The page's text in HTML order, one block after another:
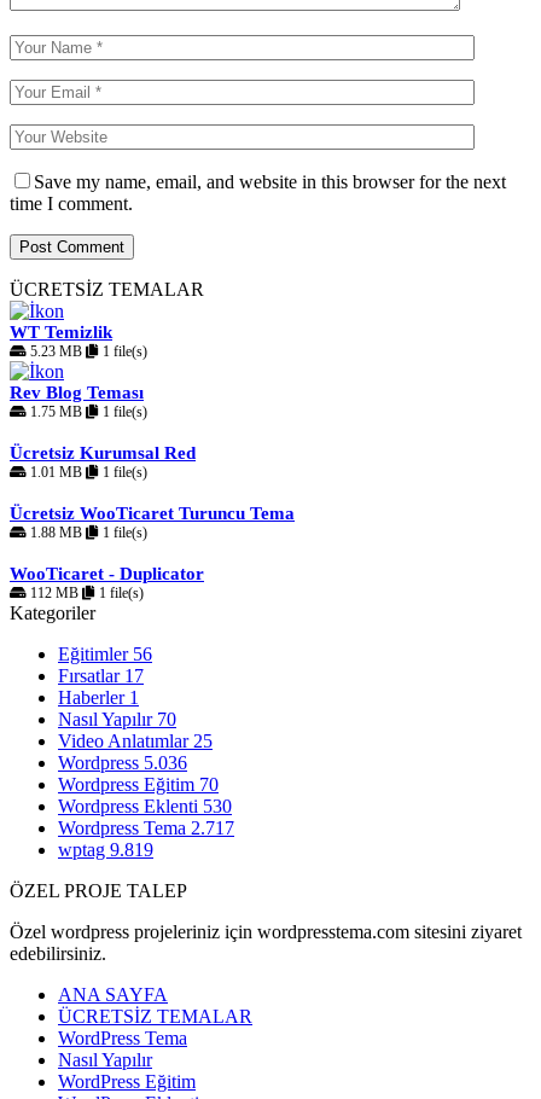
Save my name, email, and website in this browser for the next
time I comment.
ÜCRETSİZ TEMALAR
WT Temizlik
5.23 MB 1 file(s)
Rev Blog Teması
1.75 MB 1 file(s)
Ücretsiz Kurumsal Red
1.01 MB 1 file(s)
Ücretsiz WooTicaret Turuncu Tema
1.88 MB 1 file(s)
WooTicaret - Duplicator
112 MB 1 file(s)
Kategoriler
Eğitimler 56
Fırsatlar 17
Haberler 1
Nasıl Yapılır 70
Video Anlatımlar 25
Wordpress 5.036
Wordpress Eğitim 70
Wordpress Eklenti 530
Wordpress Tema 2.717
wptag 9.819
ÖZEL PROJE TALEP
Özel wordpress projeleriniz için wordpresstema.com sitesini ziyaret
edebilirsiniz.
ANA SAYFA
ÜCRETSİZ TEMALAR
WordPress Tema
Nasıl Yapılır
WordPress Eğitim